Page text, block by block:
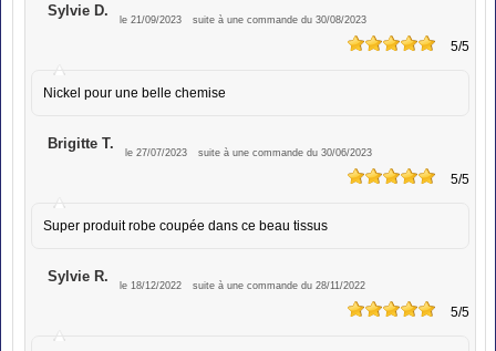
Sylvie D.
le 21/09/2023 suite à une commande du 30/08/2023
5/5
Nickel pour une belle chemise
Brigitte T.
le 27/07/2023 suite à une commande du 30/06/2023
5/5
Super produit robe coupée dans ce beau tissus
Sylvie R.
le 18/12/2022 suite à une commande du 28/11/2022
5/5